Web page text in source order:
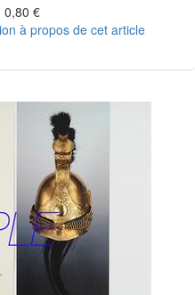
0,80 €
à propos de cet article